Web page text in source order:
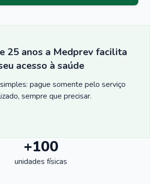
25 anos a Medprev facilita
acesso à saúde
pague somente pelo serviço
sempre que precisar.
+100
unidades físicas